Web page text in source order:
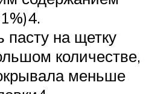
пасту на щетку
количестве,
меньше